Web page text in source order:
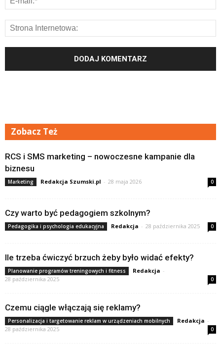
Zobacz Też
RCS i SMS marketing – nowoczesne kampanie dla
biznesu
Marketing Redakcja Szumski.pl - 28 maja 2026 0
Czy warto być pedagogiem szkolnym?
Pedagogika i psychologia edukacyjna Redakcja - 28 października 2025 0
Ile trzeba ćwiczyć brzuch żeby było widać efekty?
Planowanie programów treningowych i fitness Redakcja -
28 października 2025
0
Czemu ciągle włączają się reklamy?
Personalizacja i targetowanie reklam w urządzeniach mobilnych Redakcja -
28 października 2025
0